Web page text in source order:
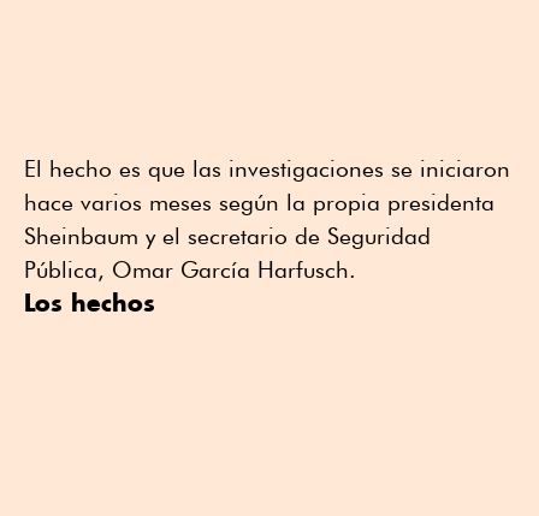
El hecho es que las investigaciones se iniciaron
hace varios meses según la propia presidenta
Sheinbaum y el secretario de Seguridad
Pública, Omar García Harfusch.
Los hechos